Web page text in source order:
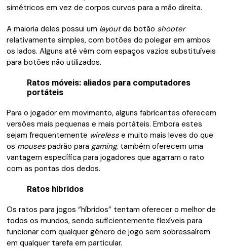
simétricos em vez de corpos curvos para a mão direita.
A maioria deles possui um layoutde botão shooter
relativamente simples, com botões do polegar em ambos
os lados. Alguns até vêm com espaços vazios substituíveis
para botões não utilizados.
Ratos móveis: aliados para computadores
portáteis
Para o jogador em movimento, alguns fabricantes oferecem
versões mais pequenas e mais portáteis. Embora estes
sejam frequentemente wireless e muito mais leves do que
os mouses padrão paragaming, também oferecem uma
vantagem específica para jogadores que agarram o rato
com as pontas dos dedos.
Ratos híbridos
Os ratos para jogos “híbridos” tentam oferecer o melhor de
todos os mundos, sendo suficientemente flexíveis para
funcionar com qualquer género de jogo sem sobressaírem
em qualquer tarefa em particular.